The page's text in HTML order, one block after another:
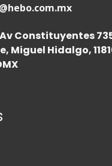
Constituyentes
Miguel Hidalgo,